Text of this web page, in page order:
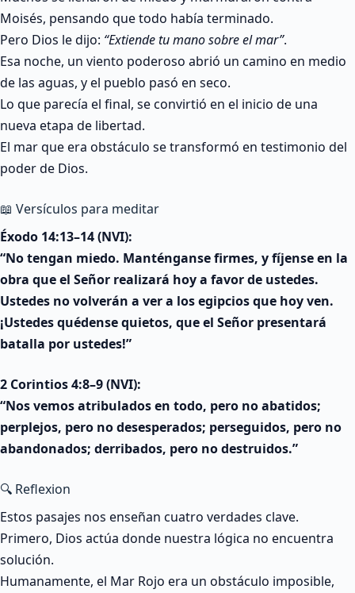
Moisés, pensando que todo había terminado.
Pero Dios le dijo: “Extiende tu mano sobre el mar”.
Esa noche, un viento poderoso abrió un camino en medio
de las aguas, y el pueblo pasó en seco.
Lo que parecía el final, se convirtió en el inicio de una
nueva etapa de libertad.
El mar que era obstáculo se transformó en testimonio del
poder de Dios.
📖 Versículos para meditar
Éxodo 14:13–14 (NVI):
“No tengan miedo. Manténganse firmes, y fíjense en la
obra que el Señor realizará hoy a favor de ustedes.
Ustedes no volverán a ver a los egipcios que hoy ven.
¡Ustedes quédense quietos, que el Señor presentará
batalla por ustedes!”
2 Corintios 4:8–9 (NVI):
“Nos vemos atribulados en todo, pero no abatidos;
perplejos, pero no desesperados; perseguidos, pero no
abandonados; derribados, pero no destruidos.”
🔍 Reflexion
Estos pasajes nos enseñan cuatro verdades clave.
Primero, Dios actúa donde nuestra lógica no encuentra
solución.
Humanamente, el Mar Rojo era un obstáculo imposible,